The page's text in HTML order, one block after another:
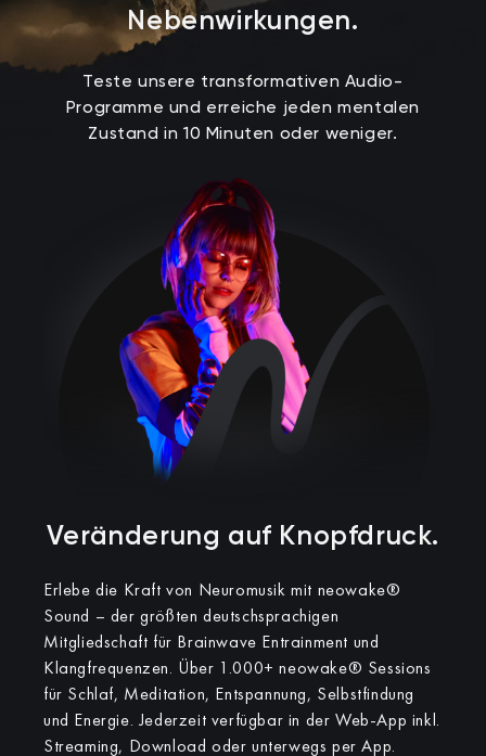
Nebenwirkungen.
Teste unsere transformativen Audio-
Programme und erreiche jeden mentalen
Zustand in 10 Minuten oder weniger.
Veränderung auf Knopfdruck.​
Erlebe die Kraft von Neuromusik mit neowake®
Sound – der größten deutschsprachigen
Mitgliedschaft für Brainwave Entrainment und
Klangfrequenzen. Über 1.000+ neowake® Sessions
für Schlaf, Meditation, Entspannung, Selbstfindung
und Energie. Jederzeit verfügbar in der Web-App inkl.
Streaming, Download oder unterwegs per App.